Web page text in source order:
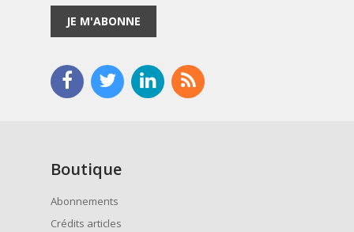
JE M'ABONNE
Boutique
Abonnements
Crédits articles